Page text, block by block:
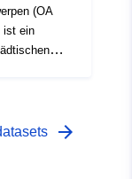
(OA
ist ein
arrow_forward